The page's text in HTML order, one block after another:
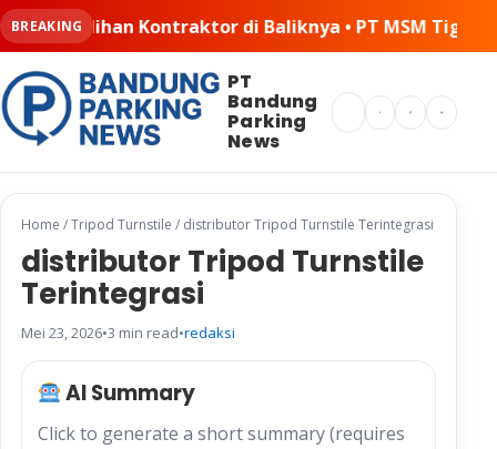
BREAKINGdi Baliknya • PT MSM Tiga Matra Satria:
PT
Bandung
Parking
News
Search
Home /Tripod Turnstile / distributor Tripod Turnstile Terintegrasi
distributor Tripod Turnstile
Terintegrasi
Mei 23, 2026•3 min read•redaksi
AI Summary
Click to generate a short summary (requires